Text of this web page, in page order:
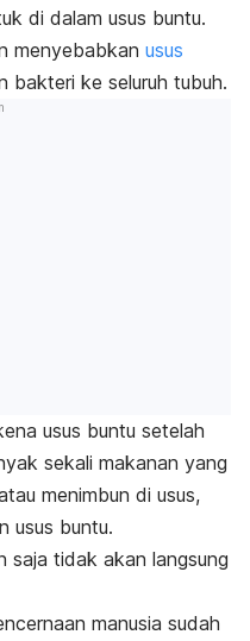
di dalam usus buntu.
menyebabkan usus
bakteri ke seluruh tubuh.
usus buntu setelah
sekali makanan yang
menimbun di usus,
usus buntu.
saja tidak akan langsung
manusia sudah